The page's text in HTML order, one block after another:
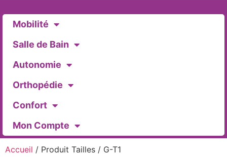
Mobilité
Salle de Bain
Autonomie
Orthopédie
Confort
Mon Compte
Accueil / Produit Tailles / G-T1